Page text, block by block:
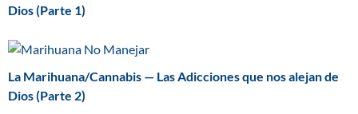
Dios (Parte 1)
La Marihuana/Cannabis — Las Adicciones que nos alejan de
Dios (Parte 2)